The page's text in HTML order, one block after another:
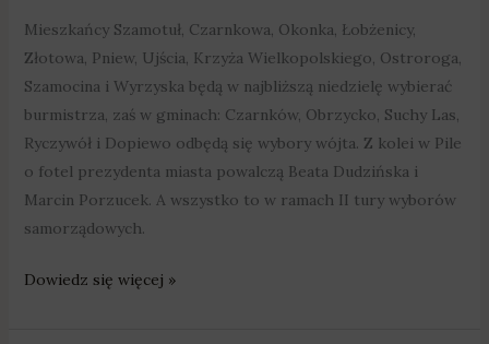
Mieszkańcy Szamotuł, Czarnkowa, Okonka, Łobżenicy,
Złotowa, Pniew, Ujścia, Krzyża Wielkopolskiego, Ostroroga,
Szamocina i Wyrzyska będą w najbliższą niedzielę wybierać
burmistrza, zaś w gminach: Czarnków, Obrzycko, Suchy Las,
Ryczywół i Dopiewo odbędą się wybory wójta. Z kolei w Pile
o fotel prezydenta miasta powalczą Beata Dudzińska i
Marcin Porzucek. A wszystko to w ramach II tury wyborów
samorządowych.
Dowiedz się więcej »